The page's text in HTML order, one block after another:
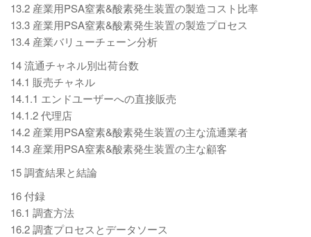
13.2 産業用PSA窒素&酸素発生装置の製造コスト比率
13.3 産業用PSA窒素&酸素発生装置の製造プロセス
13.4 産業バリューチェーン分析
14 流通チャネル別出荷台数
14.1 販売チャネル
14.1.1 エンドユーザーへの直接販売
14.1.2 代理店
14.2 産業用PSA窒素&酸素発生装置の主な流通業者
14.3 産業用PSA窒素&酸素発生装置の主な顧客
15 調査結果と結論
16 付録
16.1 調査方法
16.2 調査プロセスとデータソース